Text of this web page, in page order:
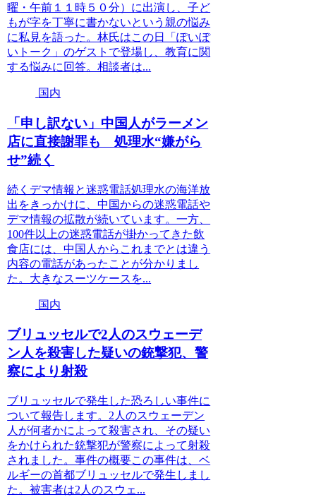
曜・午前１１時５０分）に出演し、子ど
もが字を丁寧に書かないという親の悩み
に私見を語った。林氏はこの日「ぽいぽ
いトーク」のゲストで登場し、教育に関
する悩みに回答。相談者は...
国内
「申し訳ない」中国人がラーメン
店に直接謝罪も 処理水“嫌がら
せ”続く
続くデマ情報と迷惑電話処理水の海洋放
出をきっかけに、中国からの迷惑電話や
デマ情報の拡散が続いています。一方、
100件以上の迷惑電話が掛かってきた飲
食店には、中国人からこれまでとは違う
内容の電話があったことが分かりまし
た。大きなスーツケースを...
国内
ブリュッセルで2人のスウェーデ
ン人を殺害した疑いの銃撃犯、警
察により射殺
ブリュッセルで発生した恐ろしい事件に
ついて報告します。2人のスウェーデン
人が何者かによって殺害され、その疑い
をかけられた銃撃犯が警察によって射殺
されました。事件の概要この事件は、ベ
ルギーの首都ブリュッセルで発生しまし
た。被害者は2人のスウェ...